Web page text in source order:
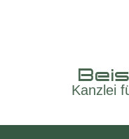
Kanzlei